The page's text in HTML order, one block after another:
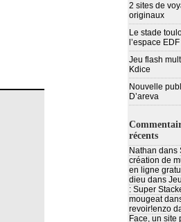
2 sites de
originaux
Le stade
l’espace
Jeu flash
Kdice
Nouvelle
D’areva
récents
Nathan dans
création de
en ligne
dieu dans
: Super
mougeat
revoir!enzo
Face, un site